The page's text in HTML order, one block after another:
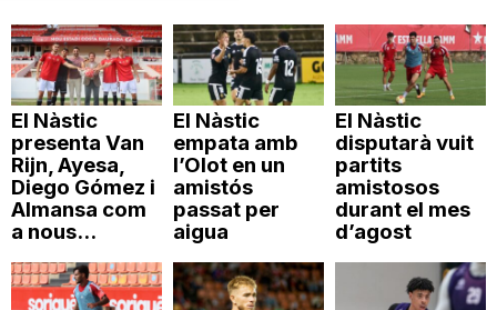
El Nàstic
presenta Van
Rijn, Ayesa,
Diego Gómez i
Almansa com
a nous...
El Nàstic
empata amb
l’Olot en un
amistós
passat per
aigua
El Nàstic
disputarà vuit
partits
amistosos
durant el mes
d’agost